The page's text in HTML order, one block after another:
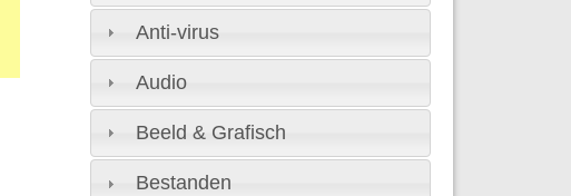
Anti-virus
Audio
Beeld & Grafisch
Bestanden